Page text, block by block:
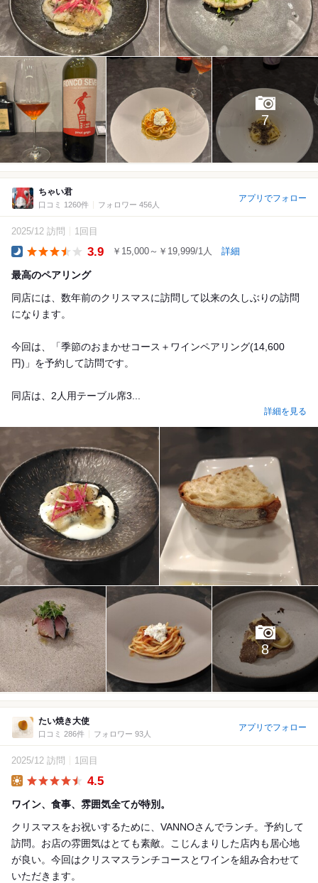
7
ちゃい君
口コミ 1260件 フォロワー 456人
アプリでフォロー
2025/12 訪問 1回目
3.9 ￥15,000～￥19,999/1人 詳細
最高のペアリング
同店には、数年前のクリスマスに訪問して以来の久しぶりの訪問
になります。
今回は、「季節のおまかせコース＋ワインペアリング(14,600
円)」を予約して訪問です。
同店は、2人用テーブル席3...
詳細を見る
8
たい焼き大使
口コミ 286件 フォロワー 93人
アプリでフォロー
2025/12 訪問 1回目
4.5
ワイン、食事、雰囲気全てが特別。
クリスマスをお祝いするために、VANNOさんでランチ。予約して
訪問。お店の雰囲気はとても素敵。こじんまりした店内も居心地
が良い。今回はクリスマスランチコースとワインを組み合わせて
いただきます。